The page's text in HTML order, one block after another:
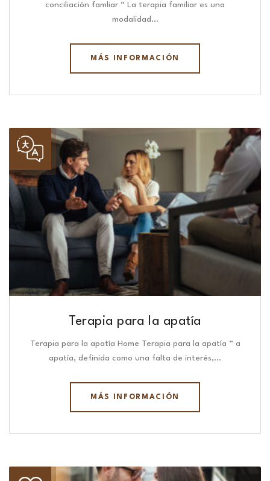
conciliación famliar “ La terapia familiar es una
modalidad…
MÁS INFORMACIÓN
Terapia para la apatía
Terapia para la apatía Home Terapia para la apatía “ a
apatía, definida como una falta de interés,…
MÁS INFORMACIÓN